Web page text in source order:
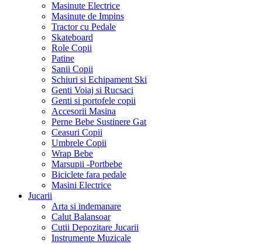
Masinute Electrice
Masinute de Impins
Tractor cu Pedale
Skateboard
Role Copii
Patine
Sanii Copii
Schiuri si Echipament Ski
Genti Voiaj si Rucsaci
Genti si portofele copii
Accesorii Masina
Perne Bebe Sustinere Gat
Ceasuri Copii
Umbrele Copii
Wrap Bebe
Marsupii -Portbebe
Biciclete fara pedale
Masini Electrice
Jucarii
Arta si indemanare
Calut Balansoar
Cutii Depozitare Jucarii
Instrumente Muzicale